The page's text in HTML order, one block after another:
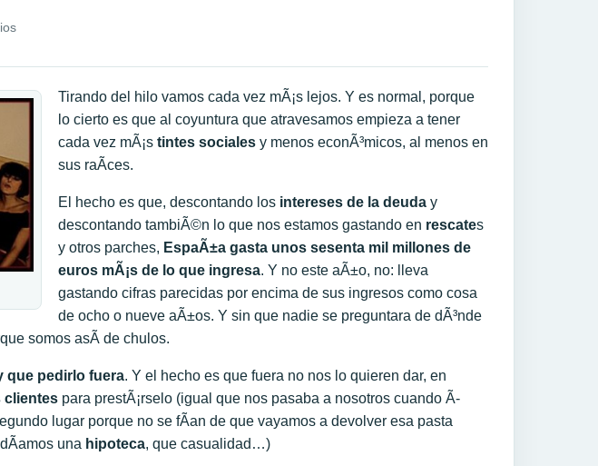
Tirando del hilo vamos cada vez mÃ¡s lejos. Y es normal, porque
lo cierto es que al coyuntura que atravesamos empieza a tener
cada vez mÃ¡s tintes sociales y menos econÃ³micos, al menos en
sus raÃ­ces.
El hecho es que, descontando los intereses de la deuda y
descontando tambiÃ©n lo que nos estamos gastando en rescates
y otros parches, EspaÃ±a gasta unos sesenta mil millones de
euros mÃ¡s de lo que ingresa. Y no este aÃ±o, no: lleva
gastando cifras parecidas por encima de sus ingresos como cosa
de ocho o nueve aÃ±os. Y sin que nadie se preguntara de dÃ³nde
somos asÃ­ de chulos.
que pedirlo fuera. Y el hecho es que fuera no nos lo quieren dar, en
clientes para prestÃ¡rselo (igual que nos pasaba a nosotros cuando Ã­
lugar porque no se fÃ­an de que vayamos a devolver esa pasta
una hipoteca, que casualidad…)